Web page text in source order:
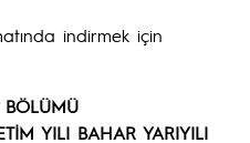
indirmek için
BÖLÜMÜ
YILI BAHAR YARIYILI